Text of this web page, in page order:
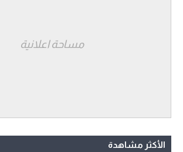
مساحة اعلانية
الأكثر مشاهدة